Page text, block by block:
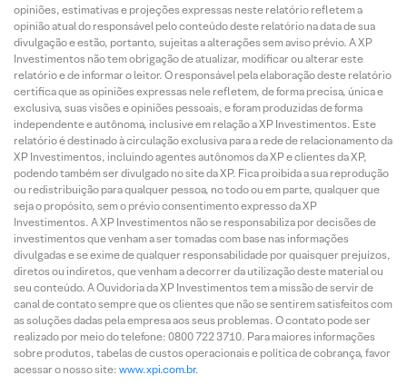
opiniões, estimativas e projeções expressas neste relatório refletem a
opinião atual do responsável pelo conteúdo deste relatório na data de sua
divulgação e estão, portanto, sujeitas a alterações sem aviso prévio. A XP
Investimentos não tem obrigação de atualizar, modificar ou alterar este
relatório e de informar o leitor. O responsável pela elaboração deste relatório
certifica que as opiniões expressas nele refletem, de forma precisa, única e
exclusiva, suas visões e opiniões pessoais, e foram produzidas de forma
independente e autônoma, inclusive em relação a XP Investimentos. Este
relatório é destinado à circulação exclusiva para a rede de relacionamento da
XP Investimentos, incluindo agentes autônomos da XP e clientes da XP,
podendo também ser divulgado no site da XP. Fica proibida a sua reprodução
ou redistribuição para qualquer pessoa, no todo ou em parte, qualquer que
seja o propósito, sem o prévio consentimento expresso da XP
Investimentos. A XP Investimentos não se responsabiliza por decisões de
investimentos que venham a ser tomadas com base nas informações
divulgadas e se exime de qualquer responsabilidade por quaisquer prejuízos,
diretos ou indiretos, que venham a decorrer da utilização deste material ou
seu conteúdo. A Ouvidoria da XP Investimentos tem a missão de servir de
canal de contato sempre que os clientes que não se sentirem satisfeitos com
as soluções dadas pela empresa aos seus problemas. O contato pode ser
realizado por meio do telefone: 0800 722 3710. Para maiores informações
sobre produtos, tabelas de custos operacionais e política de cobrança, favor
acessar o nosso site: www.xpi.com.br.